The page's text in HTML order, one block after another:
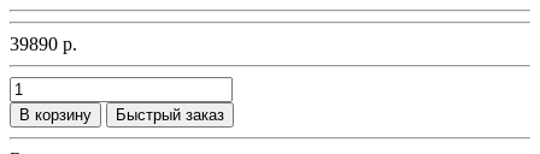
39890 р.
В корзину Быстрый заказ